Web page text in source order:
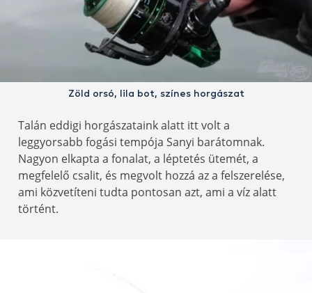
Zöld orsó, lila bot, színes horgászat
Talán eddigi horgászataink alatt itt volt a
leggyorsabb fogási tempója Sanyi barátomnak.
Nagyon elkapta a fonalat, a léptetés ütemét, a
megfelelő csalit, és megvolt hozzá az a felszerelése,
ami közvetíteni tudta pontosan azt, ami a víz alatt
történt.